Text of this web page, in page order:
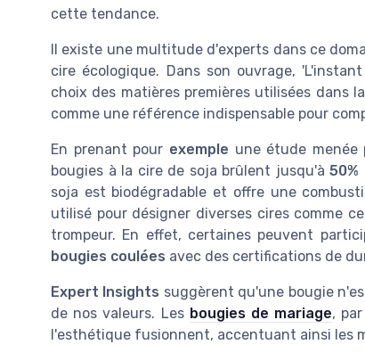
cette tendance.
Il existe une multitude d'experts dans ce
cire écologique. Dans son ouvrage,
choix des matières premières utilisées dans
comme une référence indispensable pour
En prenant pour exemple une étude menée
bougies à la cire de soja brûlent jusqu'à
soja est biodégradable et offre une
utilisé pour désigner diverses cires comme
trompeur. En effet, certaines peuvent
bougies coulées avec des certifications de
Expert Insights suggèrent qu'une bougie
de nos valeurs. Les bougies de mariage,
l'esthétique fusionnent, accentuant ainsi les